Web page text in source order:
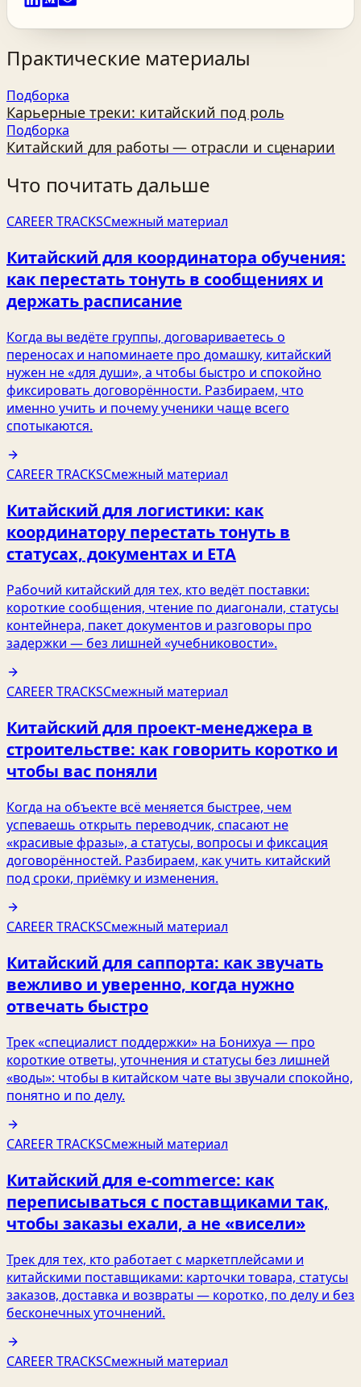
Практические материалы
Подборка
Карьерные треки: китайский под роль
Подборка
Китайский для работы — отрасли и сценарии
Что почитать дальше
CAREER TRACKSСмежный материал
Китайский для координатора обучения:
как перестать тонуть в сообщениях и
держать расписание
Когда вы ведёте группы, договариваетесь о
переносах и напоминаете про домашку, китайский
нужен не «для души», а чтобы быстро и спокойно
фиксировать договорённости. Разбираем, что
именно учить и почему ученики чаще всего
спотыкаются.
CAREER TRACKSСмежный материал
Китайский для логистики: как
координатору перестать тонуть в
статусах, документах и ETA
Рабочий китайский для тех, кто ведёт поставки:
короткие сообщения, чтение по диагонали, статусы
контейнера, пакет документов и разговоры про
задержки — без лишней «учебниковости».
CAREER TRACKSСмежный материал
Китайский для проект‑менеджера в
строительстве: как говорить коротко и
чтобы вас поняли
Когда на объекте всё меняется быстрее, чем
успеваешь открыть переводчик, спасают не
«красивые фразы», а статусы, вопросы и фиксация
договорённостей. Разбираем, как учить китайский
под сроки, приёмку и изменения.
CAREER TRACKSСмежный материал
Китайский для саппорта: как звучать
вежливо и уверенно, когда нужно
отвечать быстро
Трек «специалист поддержки» на Бонихуа — про
короткие ответы, уточнения и статусы без лишней
«воды»: чтобы в китайском чате вы звучали спокойно,
понятно и по делу.
CAREER TRACKSСмежный материал
Китайский для e‑commerce: как
переписываться с поставщиками так,
чтобы заказы ехали, а не «висели»
Трек для тех, кто работает с маркетплейсами и
китайскими поставщиками: карточки товара, статусы
заказов, доставка и возвраты — коротко, по делу и без
бесконечных уточнений.
CAREER TRACKSСмежный материал